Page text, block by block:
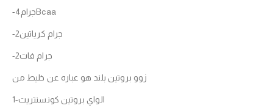
-4جرامBcaa
-2جرام كرياتين
-2جرام فات
زوو بروتين بلند هو عباره عن خليط من
1-الواي بروتين كونسنتريت